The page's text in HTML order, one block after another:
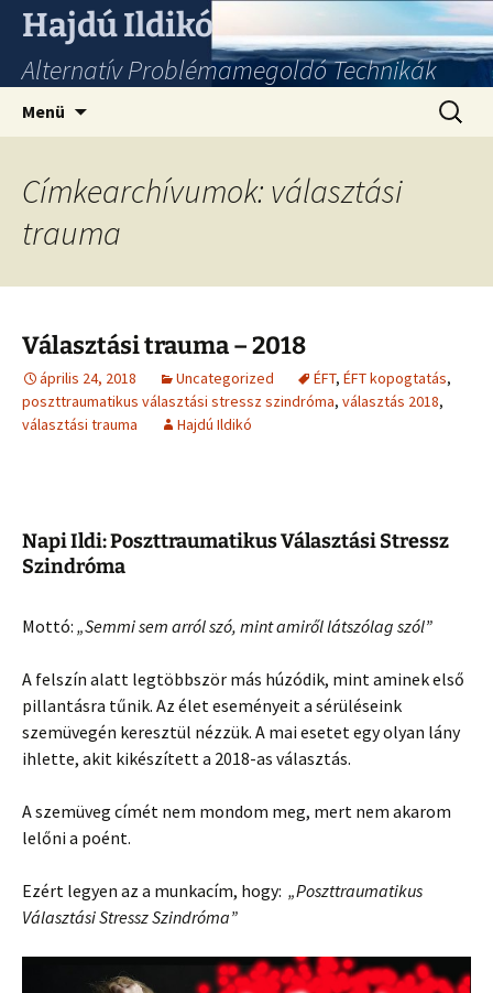
Hajdú Ildikó
Alternatív Problémamegoldó Technikák
Menü
Címkearchívumok: választási
trauma
Választási trauma – 2018
április 24, 2018 Uncategorized ÉFT, ÉFT kopogtatás,
poszttraumatikus választási stressz szindróma, választás 2018,
választási trauma
Hajdú Ildikó
Napi Ildi: Poszttraumatikus Választási Stressz
Szindróma
Mottó: „Semmi sem arról szó, mint amiről látszólag szól”
A felszín alatt legtöbbször más húzódik, mint aminek első
pillantásra tűnik. Az élet eseményeit a sérüléseink
szemüvegén keresztül nézzük. A mai esetet egy olyan lány
ihlette, akit kikészített a 2018-as választás.
A szemüveg címét nem mondom meg, mert nem akarom
lelőni a poént.
Ezért legyen az a munkacím, hogy: „Poszttraumatikus
Választási Stressz Szindróma”